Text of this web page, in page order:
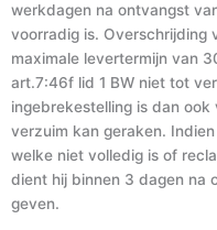
werkdagen na ontvangst
voorradig is. Overschrijding
maximale levertermijn van
art.7:46f lid 1 BW niet tot
ingebrekestelling is dan
verzuim kan geraken.
welke niet volledig is of
dient hij binnen 3 dagen na
geven.